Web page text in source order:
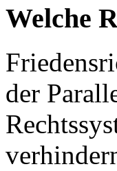
Welche
der